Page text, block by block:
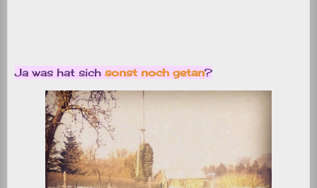
Ja was hat sichsonst noch getan?